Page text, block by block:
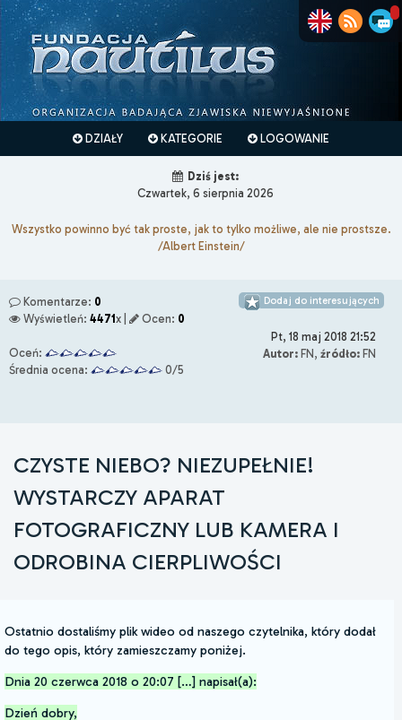
DZIAŁY KATEGORIE LOGOWANIE
Dziś jest:
Czwartek, 6 sierpnia 2026
Wszystko powinno być tak proste, jak to tylko możliwe, ale nie prostsze.
/Albert Einstein/
Komentarze: 0
Wyświetleń: 4471x | Ocen: 0
Oceń:
Średnia ocena:
0/5
Dodaj do interesujących
Pt, 18 maj 2018 21:52
Autor: FN, źródło: FN
CZYSTE NIEBO? NIEZUPEŁNIE!
WYSTARCZY APARAT
FOTOGRAFICZNY LUB KAMERA I
ODROBINA CIERPLIWOŚCI
Ostatnio dostaliśmy plik wideo od naszego czytelnika, który dodał
do tego opis, który zamieszczamy poniżej.
Dnia 20 czerwca 2018 o 20:07 […] napisał(a):
Dzień dobry,